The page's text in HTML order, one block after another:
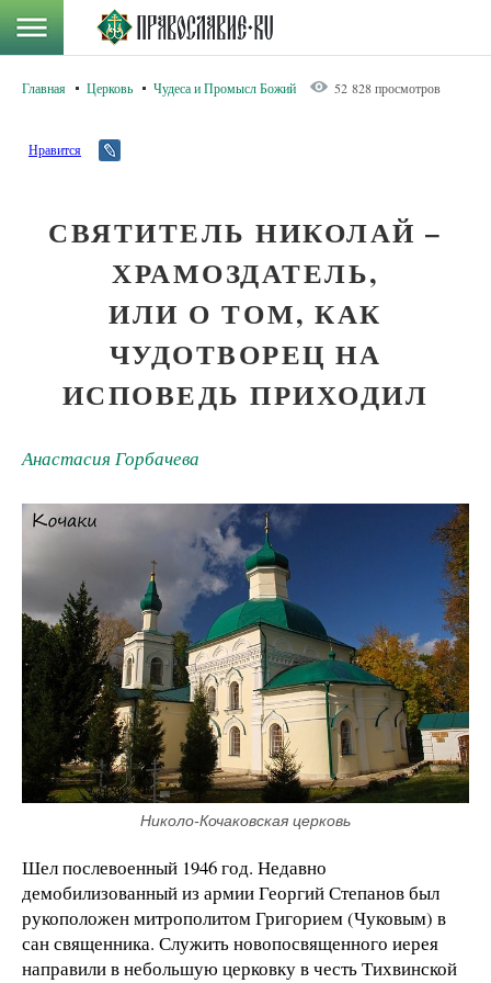
Главная Церковь Чудеса и Промысл Божий 52 828 просмотров
Нравится
СВЯТИТЕЛЬ НИКОЛАЙ –
ХРАМОЗДАТЕЛЬ,
ИЛИ О ТОМ, КАК
ЧУДОТВОРЕЦ НА
ИСПОВЕДЬ ПРИХОДИЛ
Анастасия Горбачева
Николо-Кочаковская церковь
Шел послевоенный 1946 год. Недавно
демобилизованный из армии Георгий Степанов был
рукоположен митрополитом Григорием (Чуковым) в
сан священника. Служить новопосвященного иерея
направили в небольшую церковку в честь Тихвинской